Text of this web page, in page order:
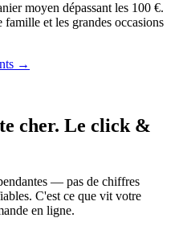
moyen dépassant les 100 €.
et les grandes occasions
→
cher. Le click &
— pas de chiffres
C'est ce que vit votre
en ligne.